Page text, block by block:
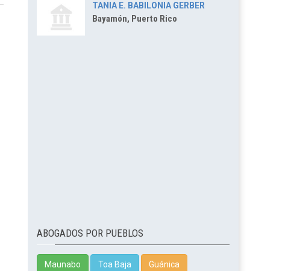
TANIA E. BABILONIA GERBER
Bayamón, Puerto Rico
ABOGADOS POR PUEBLOS
Maunabo Toa Baja Guánica